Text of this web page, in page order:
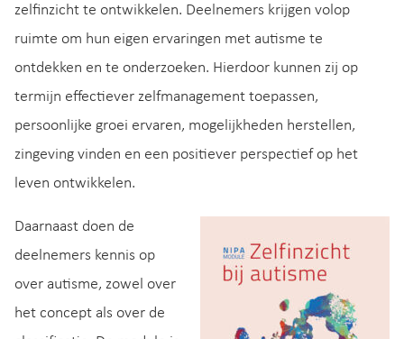
zelfinzicht te ontwikkelen. Deelnemers krijgen volop
ruimte om hun eigen ervaringen met autisme te
ontdekken en te onderzoeken. Hierdoor kunnen zij op
termijn effectiever zelfmanagement toepassen,
persoonlijke groei ervaren, mogelijkheden herstellen,
zingeving vinden en een positiever perspectief op het
leven ontwikkelen.
Daarnaast doen de
deelnemers kennis op
over autisme, zowel over
het concept als over de